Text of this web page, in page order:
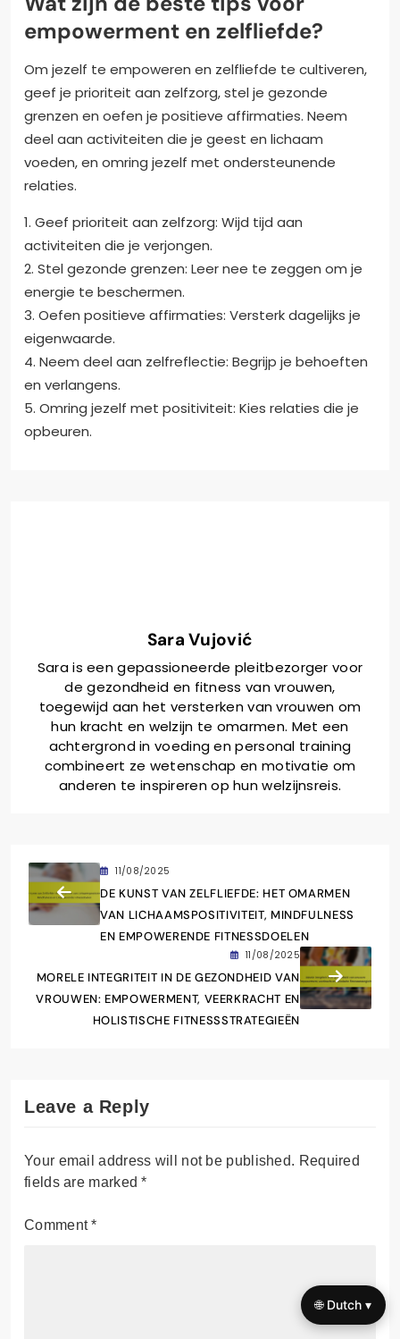
empowerment en zelfliefde?
Om jezelf te empoweren en zelfliefde te cultiveren,
geef je prioriteit aan zelfzorg, stel je gezonde
grenzen en oefen je positieve affirmaties. Neem
deel aan activiteiten die je geest en lichaam
voeden, en omring jezelf met ondersteunende
relaties.
1. Geef prioriteit aan zelfzorg: Wijd tijd aan
activiteiten die je verjongen.
2. Stel gezonde grenzen: Leer nee te zeggen om je
energie te beschermen.
3. Oefen positieve affirmaties: Versterk dagelijks je
eigenwaarde.
4. Neem deel aan zelfreflectie: Begrijp je behoeften
en verlangens.
5. Omring jezelf met positiviteit: Kies relaties die je
opbeuren.
Sara Vujović
Sara is een gepassioneerde pleitbezorger voor
de gezondheid en fitness van vrouwen,
toegewijd aan het versterken van vrouwen om
hun kracht en welzijn te omarmen. Met een
achtergrond in voeding en personal training
combineert ze wetenschap en motivatie om
anderen te inspireren op hun welzijnsreis.
11/08/2025
DE KUNST VAN ZELFLIEFDE: HET OMARMEN
VAN LICHAAMSPOSITIVITEIT, MINDFULNESS
EN EMPOWERENDE FITNESSDOELEN
11/08/2025
MORELE INTEGRITEIT IN DE GEZONDHEID VAN
VROUWEN: EMPOWERMENT, VEERKRACHT EN
HOLISTISCHE FITNESSSTRATEGIEËN
Leave a Reply
Your email address will not be published. Required
fields are marked*
Comment*
🌐 Dutch ▾